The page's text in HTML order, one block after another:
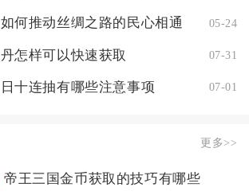
何推动丝绸之路的民心相通 05-24
怎样可以快速获取 07-31
十连抽有哪些注意事项 07-01
更多>>
帝王三国金币获取的技巧有哪些